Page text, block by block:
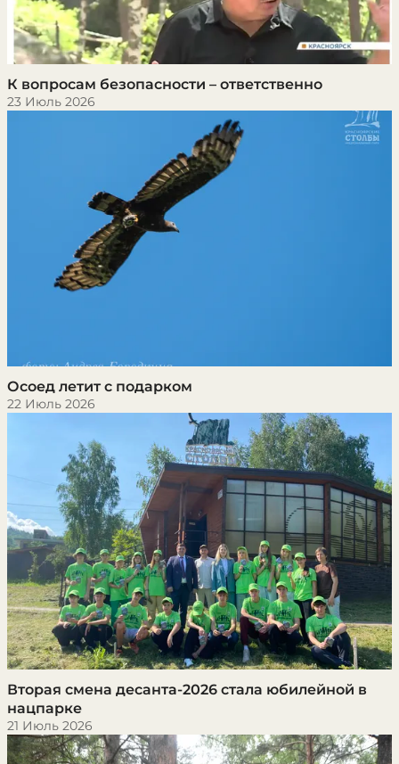
К вопросам безопасности – ответственно
23 Июль 2026
Осоед летит с подарком
22 Июль 2026
Вторая смена десанта-2026 стала юбилейной в
нацпарке
21 Июль 2026